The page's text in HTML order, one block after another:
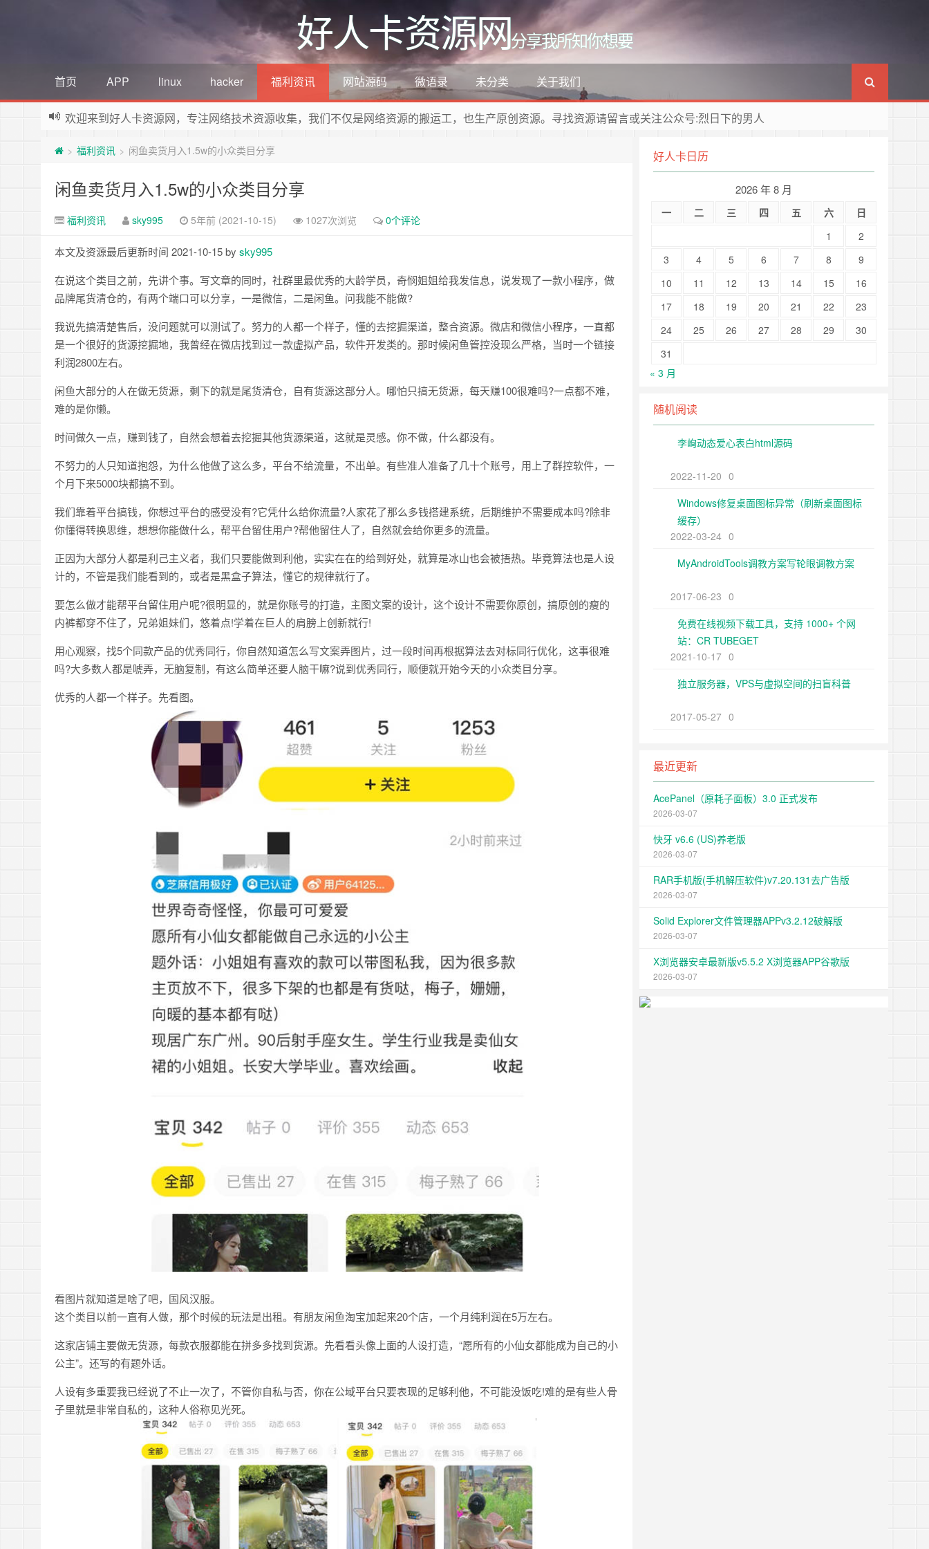
好人卡资源网分享我所知你想要
首页 APP linux hacker 福利资讯 网站源码 微语录 未分类 关于我们
欢迎来到好人卡资源网，专注网络技术资源收集，我们不仅是网络资源的搬运工，也生产原创资源。寻找资源请留言或关注公众号:烈日下的男人
> 福利资讯 > 闲鱼卖货月入1.5w的小众类目分享
闲鱼卖货月入1.5w的小众类目分享
福利资讯 sky995 5年前 (2021-10-15) 1027次浏览 0个评论
本文及资源最后更新时间 2021-10-15 by sky995
在说这个类目之前，先讲个事。写文章的同时，社群里最优秀的大龄学员，奇悯姐姐给我发信息，说发现了一款小程序，做
品牌尾货清仓的，有两个端口可以分享，一是微信，二是闲鱼。问我能不能做?
我说先搞清楚售后，没问题就可以测试了。努力的人都一个样子，懂的去挖掘渠道，整合资源。微店和微信小程序，一直都
是一个很好的货源挖掘地，我曾经在微店找到过一款虚拟产品，软件开发类的。那时候闲鱼管控没现么严格，当时一个链接
利润2800左右。
闲鱼大部分的人在做无货源，剩下的就是尾货清仓，自有货源这部分人。哪怕只搞无货源，每天赚100很难吗?一点都不难，
难的是你懒。
时间做久一点，赚到钱了，自然会想着去挖掘其他货源渠道，这就是灵感。你不做，什么都没有。
不努力的人只知道抱怨，为什么他做了这么多，平台不给流量，不出单。有些准人准备了几十个账号，用上了群控软件，一
个月下来5000块都搞不到。
我们靠着平台搞钱，你想过平台的感受没有?它凭什么给你流量?人家花了那么多钱搭建系统，后期维护不需要成本吗?除非
你懂得转换思维，想想你能做什么，帮平台留住用户?帮他留住人了，自然就会给你更多的流量。
正因为大部分人都是利己主义者，我们只要能做到利他，实实在在的给到好处，就算是冰山也会被捂热。毕竟算法也是人设
计的，不管是我们能看到的，或者是黑盒子算法，懂它的规律就行了。
要怎么做才能帮平台留住用户呢?很明显的，就是你账号的打造，主图文案的设计，这个设计不需要你原创，搞原创的瘦的
内裤都穿不住了，兄弟姐妹们，悠着点!学着在巨人的肩膀上创新就行!
用心观察，找5个同款产品的优秀同行，你自然知道怎么写文案弄图片，过一段时间再根据算法去对标同行优化，这事很难
吗?大多数人都是唬弄，无脑复制，有这么简单还要人脑干嘛?说到优秀同行，顺便就开始今天的小众类目分享。
优秀的人都一个样子。先看图。
看图片就知道是啥了吧，国风汉服。
这个类目以前一直有人做，那个时候的玩法是出租。有朋友闲鱼淘宝加起来20个店，一个月纯利润在5万左右。
这家店铺主要做无货源，每款衣服都能在拼多多找到货源。先看看头像上面的人设打造，“愿所有的小仙女都能成为自己的小
公主”。还写的有题外话。
人设有多重要我已经说了不止一次了，不管你自私与否，你在公域平台只要表现的足够利他，不可能没饭吃!难的是有些人骨
子里就是非常自私的，这种人俗称见光死。
好人卡日历
2026 年 8 月
一 二 三 四 五 六
日
1
2
3
4 5 6 7 8
9
10
11 12 13 14 15
16
17
18 19 20 21 22
23
24
25 26 27 28 29
30
31
« 3 月
随机阅读
李峋动态爱心表白html源码
2022-11-20 0
Windows修复桌面图标异常（刷新桌面图标
缓存）
2022-03-24 0
MyAndroidTools调教方案写轮眼调教方案
2017-06-23 0
免费在线视频下载工具，支持 1000+ 个网
站：CR TUBEGET
2021-10-17 0
独立服务器，VPS与虚拟空间的扫盲科普
2017-05-27 0
最近更新
AcePanel（原耗子面板）3.0 正式发布
2026-03-07
快牙 v6.6 (US)养老版
2026-03-07
RAR手机版(手机解压软件)v7.20.131去广告版
2026-03-07
Solid Explorer文件管理器APPv3.2.12破解版
2026-03-07
X浏览器安卓最新版v5.5.2 X浏览器APP谷歌版
2026-03-07